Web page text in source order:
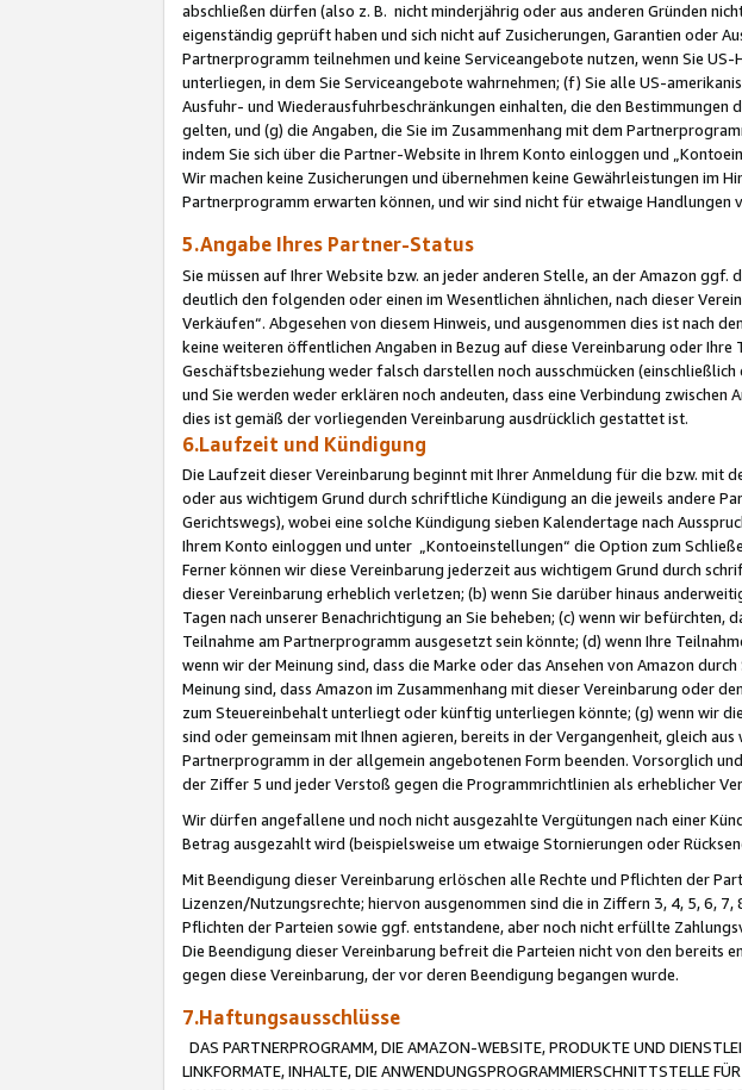
abschließen dürfen (also z. B. nicht minderjährig oder aus anderen Gründen
eigenständig geprüft haben und sich nicht auf Zusicherungen, Garantien oder
Partnerprogramm teilnehmen und keine Serviceangebote nutzen, wenn Sie
unterliegen, in dem Sie Serviceangebote wahrnehmen; (f) Sie alle US-
Ausfuhr- und Wiederausfuhrbeschränkungen einhalten, die den
gelten, und (g) die Angaben, die Sie im Zusammenhang mit dem
indem Sie sich über die Partner-Website in Ihrem Konto einloggen und
Wir machen keine Zusicherungen und übernehmen keine Gewährleistungen im
Partnerprogramm erwarten können, und wir sind nicht für etwaige
5.Angabe Ihres Partner-Status
Sie müssen auf Ihrer Website bzw. an jeder anderen Stelle, an der Amazon
deutlich den folgenden oder einen im Wesentlichen ähnlichen, nach dieser
Verkäufen“. Abgesehen von diesem Hinweis, und ausgenommen dies ist nach
keine weiteren öffentlichen Angaben in Bezug auf diese Vereinbarung oder
Geschäftsbeziehung weder falsch darstellen noch ausschmücken
und Sie werden weder erklären noch andeuten, dass eine Verbindung
dies ist gemäß der vorliegenden Vereinbarung ausdrücklich gestattet ist.
6.Laufzeit und Kündigung
Die Laufzeit dieser Vereinbarung beginnt mit Ihrer Anmeldung für die bzw. mit
oder aus wichtigem Grund durch schriftliche Kündigung an die jeweils andere
Gerichtswegs), wobei eine solche Kündigung sieben Kalendertage nach
Ihrem Konto einloggen und unter „Kontoeinstellungen“ die Option zum
Ferner können wir diese Vereinbarung jederzeit aus wichtigem Grund durch
dieser Vereinbarung erheblich verletzen; (b) wenn Sie darüber hinaus
Tagen nach unserer Benachrichtigung an Sie beheben; (c) wenn wir
Teilnahme am Partnerprogramm ausgesetzt sein könnte; (d) wenn Ihre
wenn wir der Meinung sind, dass die Marke oder das Ansehen von Amazon
Meinung sind, dass Amazon im Zusammenhang mit dieser Vereinbarung oder
zum Steuereinbehalt unterliegt oder künftig unterliegen könnte; (g) wenn wir
sind oder gemeinsam mit Ihnen agieren, bereits in der Vergangenheit, gleich
Partnerprogramm in der allgemein angebotenen Form beenden. Vorsorglich
der Ziffer 5 und jeder Verstoß gegen die Programmrichtlinien als erheblicher
Wir dürfen angefallene und noch nicht ausgezahlte Vergütungen nach einer
Betrag ausgezahlt wird (beispielsweise um etwaige Stornierungen oder
Mit Beendigung dieser Vereinbarung erlöschen alle Rechte und Pflichten der
Lizenzen/Nutzungsrechte; hiervon ausgenommen sind die in Ziffern 3, 4, 5, 6,
Pflichten der Parteien sowie ggf. entstandene, aber noch nicht erfüllte
Die Beendigung dieser Vereinbarung befreit die Parteien nicht von den bereits
gegen diese Vereinbarung, der vor deren Beendigung begangen wurde.
7.Haftungsausschlüsse
DAS PARTNERPROGRAMM, DIE AMAZON-WEBSITE, PRODUKTE UND
LINKFORMATE, INHALTE, DIE ANWENDUNGSPROGRAMMIERSCHNITTSTELLE